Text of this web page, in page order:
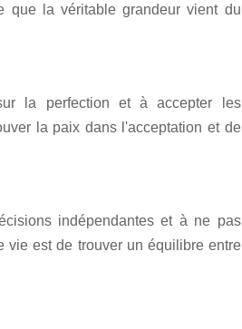
que la véritable grandeur vient du
la perfection et à accepter les
la paix dans l'acceptation et de
indépendantes et à ne pas
vie est de trouver un équilibre entre